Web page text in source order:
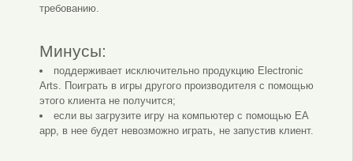
требованию.
Минусы:
поддерживает исключительно продукцию Electronic
Arts. Поиграть в игры другого производителя с помощью
этого клиента не получится;
если вы загрузите игру на компьютер с помощью EA
app, в нее будет невозможно играть, не запустив клиент.